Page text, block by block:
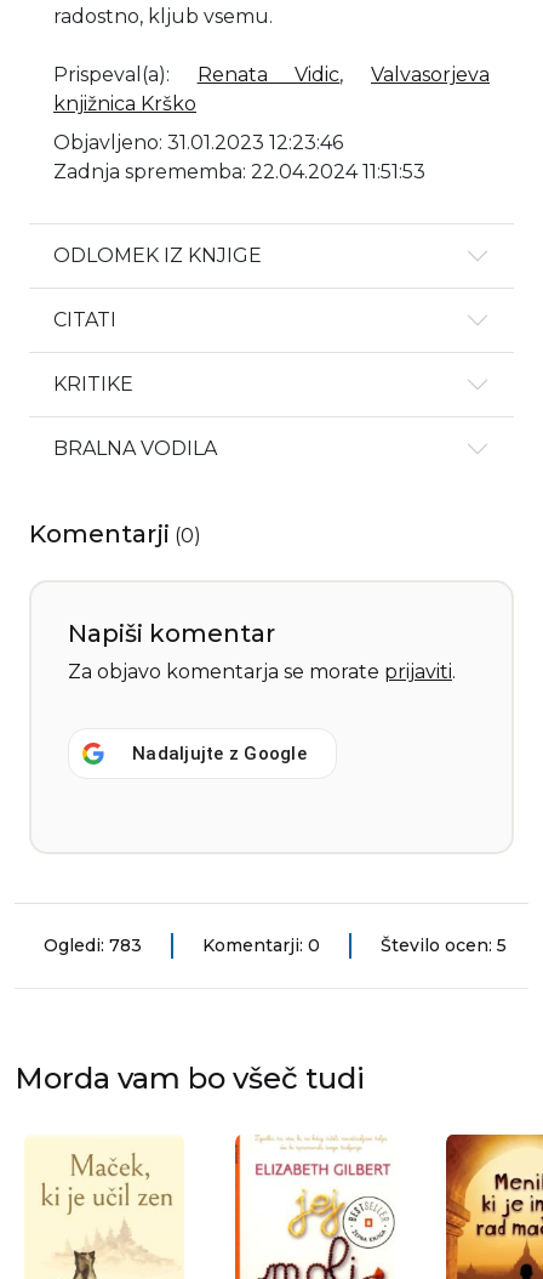
radostno, kljub vsemu.
Prispeval(a): Renata Vidic,Valvasorjeva
knjižnica Krško
Objavljeno: 31.01.2023 12:23:46
Zadnja sprememba: 22.04.2024 11:51:53
ODLOMEK IZ KNJIGE
CITATI
KRITIKE
BRALNA VODILA
Komentarji (0)
Napiši komentar
Za objavo komentarja se morate prijaviti.
Nadaljujte z Google
Ogledi: 783 Komentarji: 0 Število ocen: 5
Morda vam bo všeč tudi